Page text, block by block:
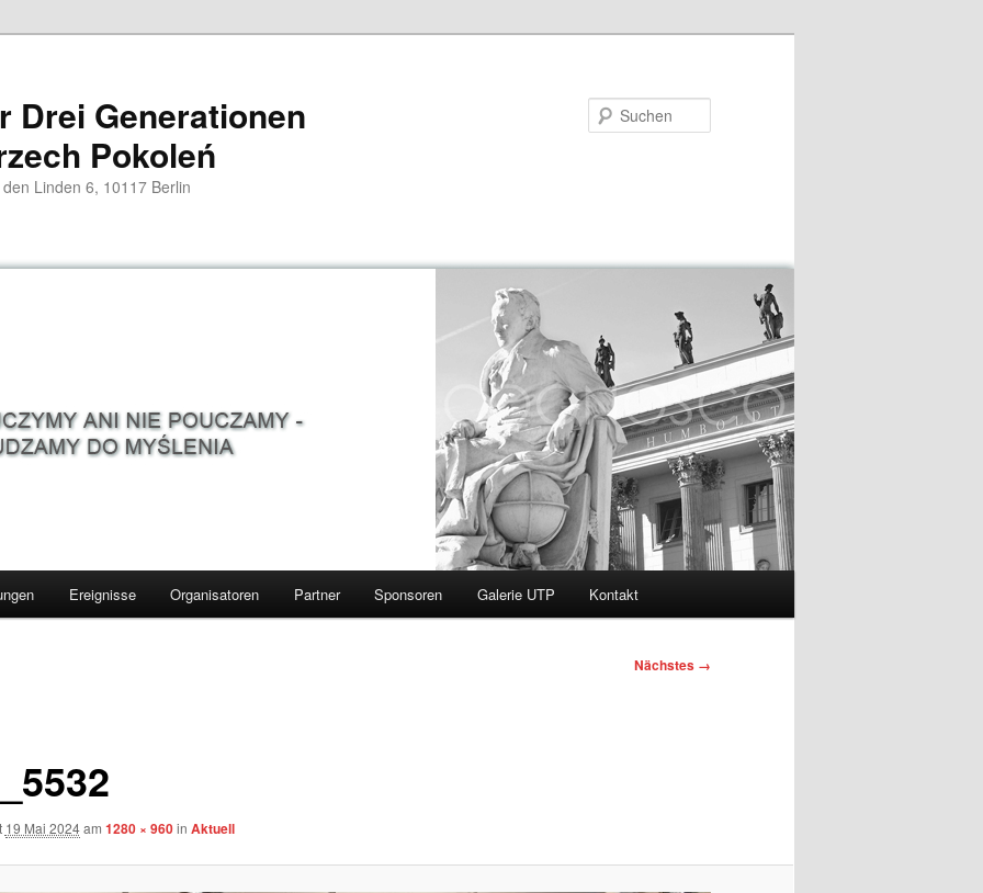
Drei Generationen
Pokoleń
Linden 6, 10117 Berlin
Ereignisse Organisatoren Partner Sponsoren Galerie UTP Kontakt
Nächstes →
19 Mai 2024am 1280 × 960in Aktuell